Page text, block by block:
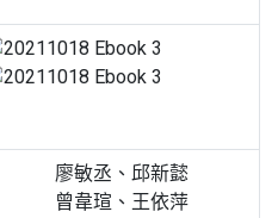
廖敏丞、邱新懿
曾韋瑄、王依萍